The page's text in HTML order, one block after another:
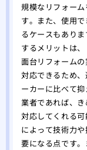
規模なリフォー
す。また、使用
るケースもあり
するメリットは
面台リフォーム
対応できるため
ーカーに比べて
業者であれば、
対応してくれる
によって技術力
要になる点です